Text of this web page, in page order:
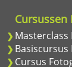
Cursus